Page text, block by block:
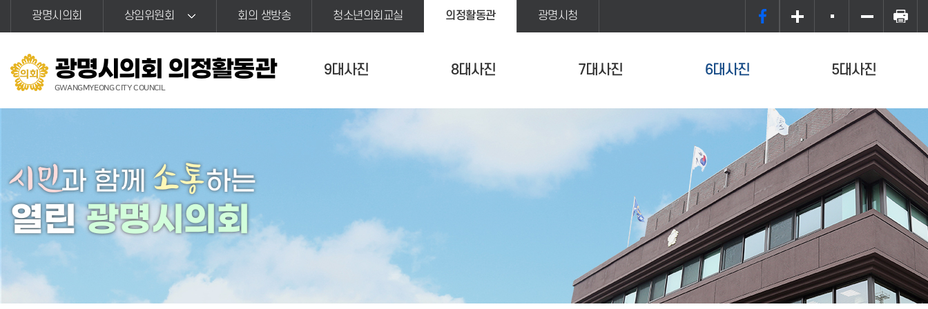
광명시의회 상임위원회 회의 생방송 청소년의회교실 의정활동관 광명시청
광명시의회 의정활동관
GWANGMYEONG CITY COUNCIL
9대사진 8대사진 7대사진 6대사진 5대사진
시민과 함께 소통하는
열린광명시의회